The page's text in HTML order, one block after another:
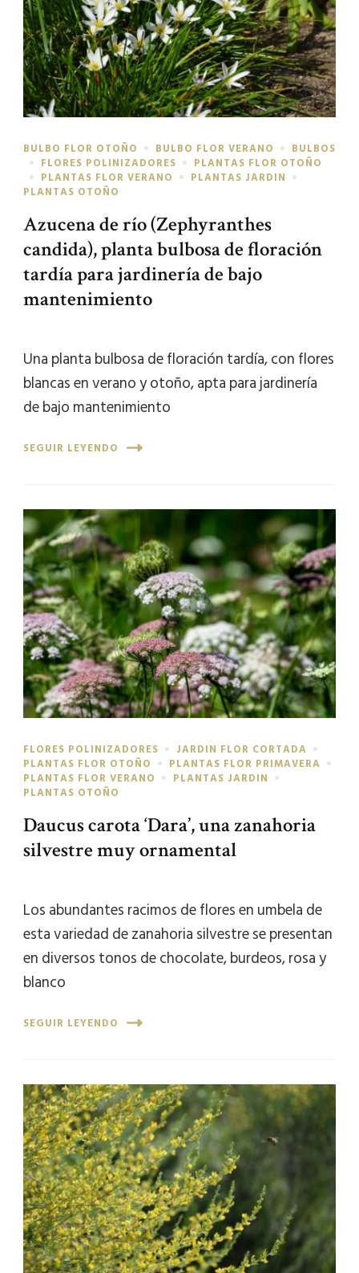
BULBO FLOR OTOÑO BULBO FLOR VERANO
BULBOS
FLORES POLINIZADORES
PLANTAS FLOR OTOÑO
PLANTAS FLOR VERANO
PLANTAS JARDIN
PLANTAS OTOÑO
Azucena de río (Zephyranthes
candida), planta bulbosa de floración
tardía para jardinería de bajo
mantenimiento
Una planta bulbosa de floración tardía, con flores
blancas en verano y otoño, apta para jardinería
de bajo mantenimiento
SEGUIR LEYENDO
FLORES POLINIZADORES
JARDIN FLOR CORTADA
PLANTAS FLOR OTOÑO
PLANTAS FLOR PRIMAVERA
PLANTAS FLOR VERANO
PLANTAS JARDIN
PLANTAS OTOÑO
Daucus carota ‘Dara’, una zanahoria
silvestre muy ornamental
Los abundantes racimos de flores en umbela de
esta variedad de zanahoria silvestre se presentan
en diversos tonos de chocolate, burdeos, rosa y
blanco
SEGUIR LEYENDO